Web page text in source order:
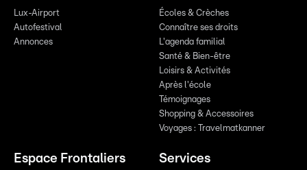
Lux-Airport
Autofestival
Annonces
Écoles & Crèches
Connaître ses droits
L'agenda familial
Santé & Bien-être
Loisirs & Activités
Après l'école
Témoignages
Shopping & Accessoires
Voyages : Travelmatkanner
Espace Frontaliers Services